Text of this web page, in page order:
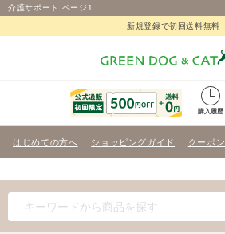
介護サポート ページ1
新規登録で初回送料無料
購入履歴
はじめての方へ ショッピングガイド クーポン